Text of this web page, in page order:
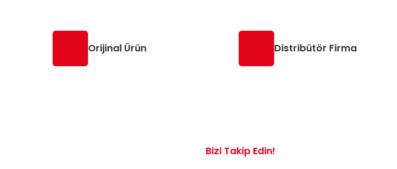
Orijinal Ürün Distribütör Firma
Bizi Takip Edin!